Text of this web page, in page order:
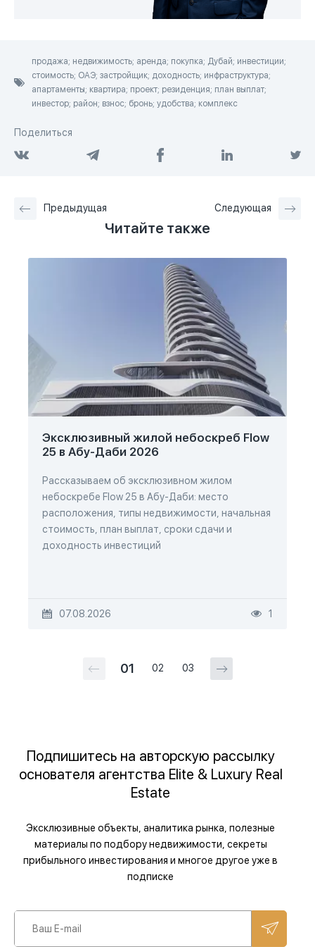
продажа; недвижимость; аренда; покупка; Дубай; инвестиции;
стоимость; ОАЭ; застройщик; доходность; инфраструктура;
апартаменты; квартира; проект; резиденция; план выплат;
инвестор; район; взнос; бронь; удобства; комплекс
Поделиться
Предыдущая Следующая
Читайте также
Эксклюзивный жилой небоскреб Flow
25 в Абу-Даби 2026
Рассказываем об эксклюзивном жилом
небоскребе Flow 25 в Абу-Даби: место
расположения, типы недвижимости, начальная
стоимость, план выплат, сроки сдачи и
доходность инвестиций
07.08.2026 1
01 02 03
Подпишитесь на авторскую рассылку
основателя агентства Elite & Luxury Real
Estate
Эксклюзивные объекты, аналитика рынка, полезные
материалы по подбору недвижимости, секреты
прибыльного инвестирования и многое другое уже в
подписке